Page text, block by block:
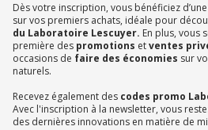
Dès votre inscription, vous bénéficiez d’une
sur vos premiers achats, idéale pour
du Laboratoire Lescuyer. En plus, vous
première des promotions etventes
occasions de faire des économies sur
naturels.
Recevez également des codes promo
Avec l'inscription à la newsletter, vous
des dernières innovations en matière de